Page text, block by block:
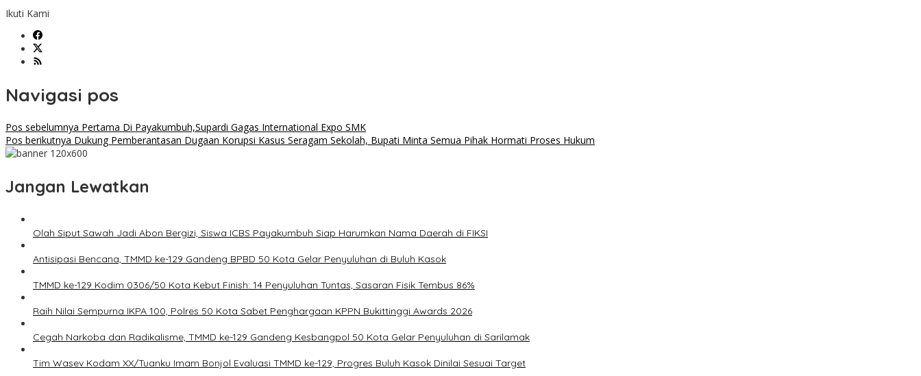
Ikuti Kami
Navigasi pos
Pos sebelumnya Pertama Di Payakumbuh,Supardi Gagas International Expo SMK
Pos berikutnya Dukung Pemberantasan Dugaan Korupsi Kasus Seragam Sekolah, Bupati Minta Semua Pihak Hormati Proses Hukum
Jangan Lewatkan
Olah Siput Sawah Jadi Abon Bergizi, Siswa ICBS Payakumbuh Siap Harumkan Nama Daerah di FIKSI
Antisipasi Bencana, TMMD ke-129 Gandeng BPBD 50 Kota Gelar Penyuluhan di Buluh Kasok
TMMD ke-129 Kodim 0306/50 Kota Kebut Finish: 14 Penyuluhan Tuntas, Sasaran Fisik Tembus 86%
Raih Nilai Sempurna IKPA 100, Polres 50 Kota Sabet Penghargaan KPPN Bukittinggi Awards 2026
Cegah Narkoba dan Radikalisme, TMMD ke-129 Gandeng Kesbangpol 50 Kota Gelar Penyuluhan di Sarilamak
Tim Wasev Kodam XX/Tuanku Imam Bonjol Evaluasi TMMD ke-129, Progres Buluh Kasok Dinilai Sesuai Target